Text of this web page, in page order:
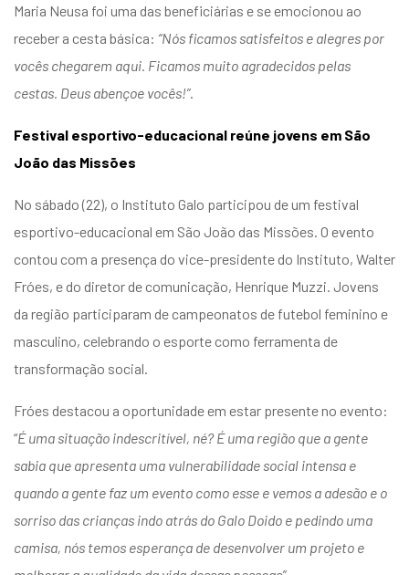
Maria Neusa foi uma das beneficiárias e se emocionou ao
receber a cesta básica: “Nós ficamos satisfeitos e alegres por
vocês chegarem aqui. Ficamos muito agradecidos pelas
cestas. Deus abençoe vocês!”.
Festival esportivo-educacional reúne jovens em São
João das Missões
No sábado (22), o Instituto Galo participou de um festival
esportivo-educacional em São João das Missões. O evento
contou com a presença do vice-presidente do Instituto, Walter
Fróes, e do diretor de comunicação, Henrique Muzzi. Jovens
da região participaram de campeonatos de futebol feminino e
masculino, celebrando o esporte como ferramenta de
transformação social.
Fróes destacou a oportunidade em estar presente no evento:
“É uma situação indescritível, né? É uma região que a gente
sabia que apresenta uma vulnerabilidade social intensa e
quando a gente faz um evento como esse e vemos a adesão e o
sorriso das crianças indo atrás do Galo Doido e pedindo uma
camisa, nós temos esperança de desenvolver um projeto e